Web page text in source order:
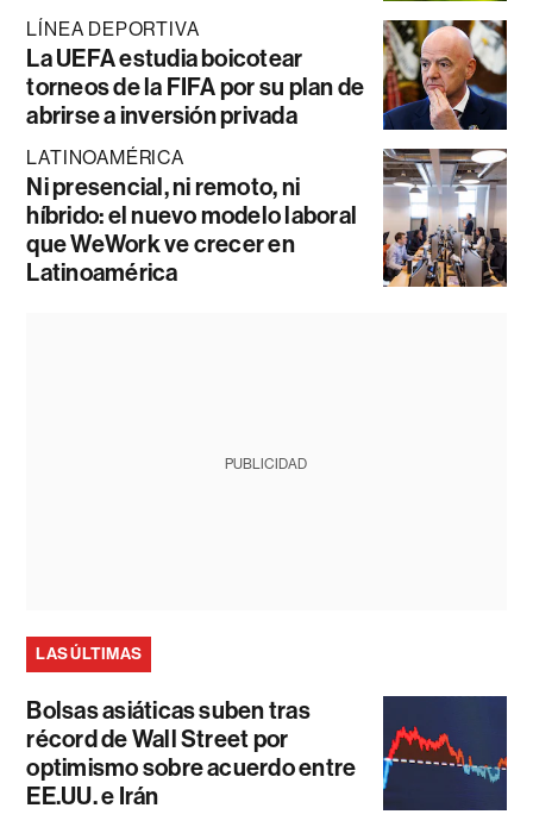
LÍNEA DEPORTIVA
La UEFA estudia boicotear
torneos de la FIFA por su plan de
abrirse a inversión privada
LATINOAMÉRICA
Ni presencial, ni remoto, ni
híbrido: el nuevo modelo laboral
que WeWork ve crecer en
Latinoamérica
PUBLICIDAD
LAS ÚLTIMAS
Bolsas asiáticas suben tras
récord de Wall Street por
optimismo sobre acuerdo entre
EE.UU. e Irán